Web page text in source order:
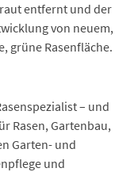
entfernt und der
von neuem,
grüne Rasenfläche.
– und
Rasen, Gartenbau,
Garten- und
und